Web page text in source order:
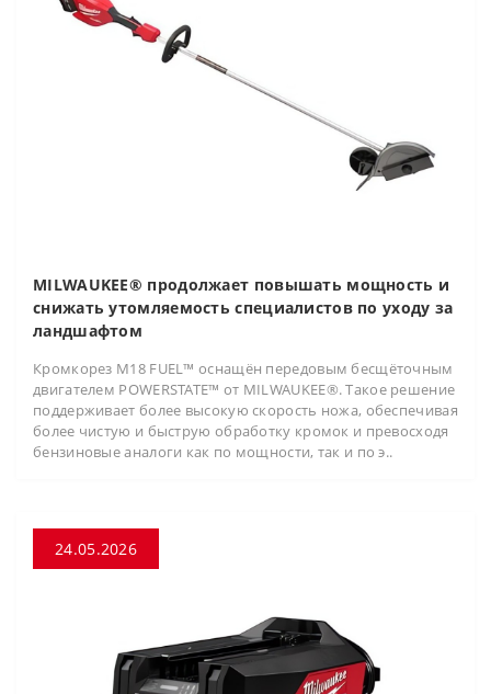
MILWAUKEE® продолжает повышать мощность и
снижать утомляемость специалистов по уходу за
ландшафтом
Кромкорез M18 FUEL™ оснащён передовым бесщёточным
двигателем POWERSTATE™ от MILWAUKEE®. Такое решение
поддерживает более высокую скорость ножа, обеспечивая
более чистую и быструю обработку кромок и превосходя
бензиновые аналоги как по мощности, так и по э..
24.05.2026